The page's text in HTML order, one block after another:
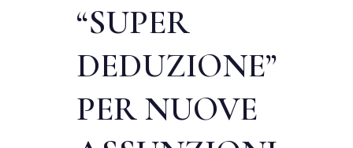
“SUPER
DEDUZIONE”
PER NUOVE